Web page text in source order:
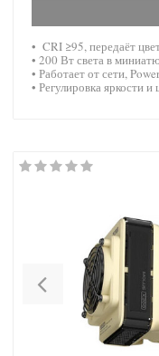
• CRI ≥95, передаёт
• 200 Вт света в
• Работает от сети,
• Регулировка яркости
Previous